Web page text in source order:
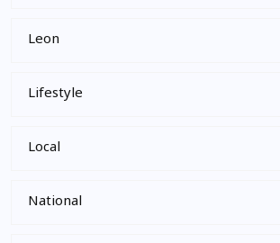
Leon
Lifestyle
Local
National